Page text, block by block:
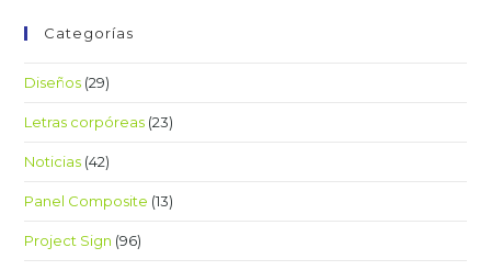
Categorías
Diseños (29)
Letras corpóreas (23)
Noticias (42)
Panel Composite (13)
Project Sign (96)